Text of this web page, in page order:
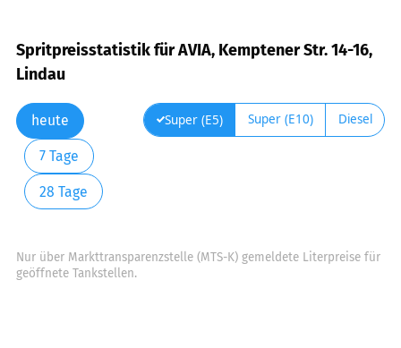
Spritpreisstatistik für AVIA, Kemptener Str. 14-16,
Lindau
heute
7 Tage
28 Tage
Super (E5) Super (E10) Diesel
Nur über Markttransparenzstelle (MTS-K) gemeldete Literpreise für
geöffnete Tankstellen.